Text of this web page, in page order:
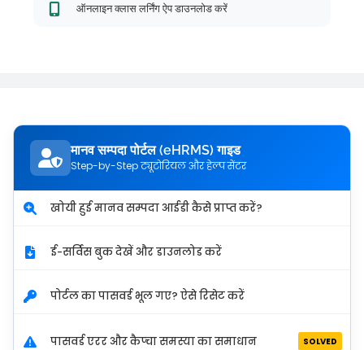
ऑनलाइन क्लास लर्निंग ऐप डाउनलोड करें
मानव सम्पदा पोर्टल (eHRMS) गाइड
Step-by-Step ट्यूटोरियल और हेल्प सेंटर
खोयी हुई मानव सम्पदा आईडी कैसे प्राप्त करें?
ई-सर्विस बुक देखें और डाउनलोड करें
पोर्टल का पासवर्ड भूल गए? ऐसे रिसेट करें
पासवर्ड एरर और कैप्चा समस्या का समाधान SOLVED